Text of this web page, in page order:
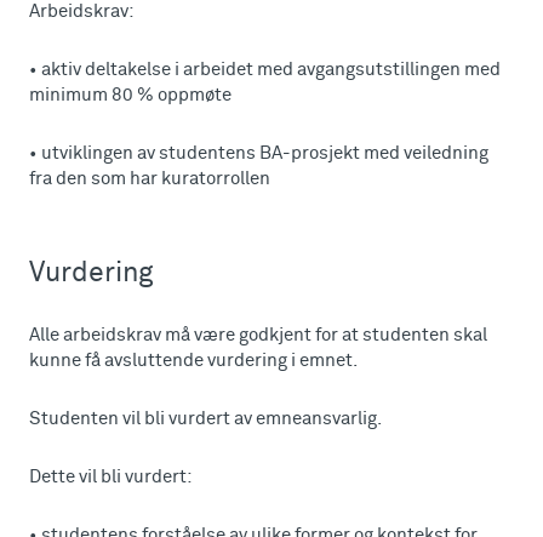
Arbeidskrav:
• aktiv deltakelse i arbeidet med avgangsutstillingen med
minimum 80 % oppmøte
• utviklingen av studentens BA-prosjekt med veiledning
fra den som har kuratorrollen
Vurdering
Alle arbeidskrav må være godkjent for at studenten skal
kunne få avsluttende vurdering i emnet.
Studenten vil bli vurdert av emneansvarlig.
Dette vil bli vurdert: